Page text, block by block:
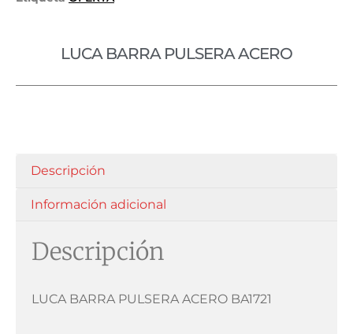
LUCA BARRA PULSERA ACERO
Descripción
Información adicional
Descripción
LUCA BARRA PULSERA ACERO BA1721